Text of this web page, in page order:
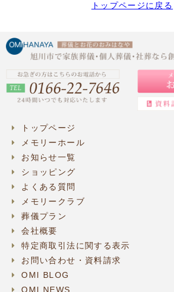
トップページに戻る
トップページ
メモリーホール
お知らせ一覧
ショッピング
よくある質問
メモリークラブ
葬儀プラン
会社概要
特定商取引法に関する表示
お問い合わせ・資料請求
OMI BLOG
OMI NEWS